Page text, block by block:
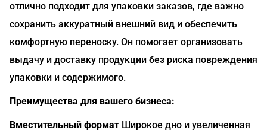
отлично подходит для упаковки заказов, где важно
сохранить аккуратный внешний вид и обеспечить
комфортную переноску. Он помогает организовать
выдачу и доставку продукции без риска повреждения
упаковки и содержимого.
Преимущества для вашего бизнеса:
Вместительный формат Широкое дно и увеличенная